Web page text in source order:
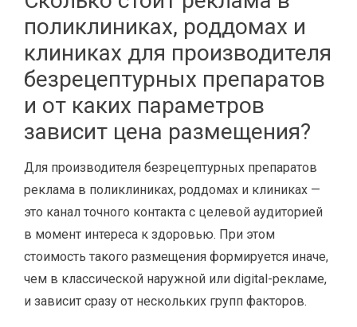
поликлиниках, роддомах и
клиниках для производителя
безрецептурных препаратов
и от каких параметров
зависит цена размещения?
Для производителя безрецептурных препаратов
реклама в поликлиниках, роддомах и клиниках —
это канал точного контакта с целевой аудиторией
в момент интереса к здоровью. При этом
стоимость такого размещения формируется иначе,
чем в классической наружной или digital-рекламе,
и зависит сразу от нескольких групп факторов.